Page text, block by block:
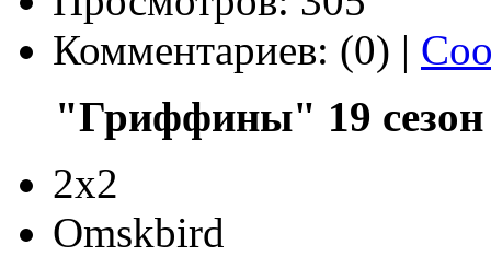
Комментариев: (0) |
"Гриффины" 19 сезон
2x2
Omskbird